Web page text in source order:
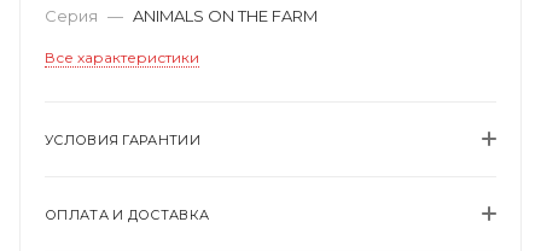
Серия — ANIMALS ON THE FARM
Все характеристики
УСЛОВИЯ ГАРАНТИИ
ОПЛАТА И ДОСТАВКА